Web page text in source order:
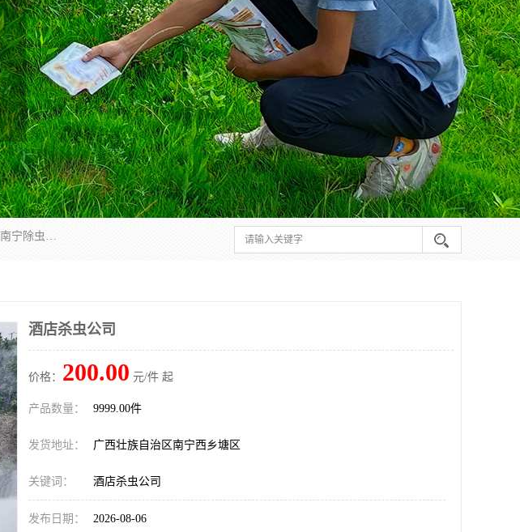
广西亿之豪有害生物防治服务有限公司是一家南宁灭鼠公司、灭蟑螂公司，南宁杀虫公司，南宁除虫公司，南宁灭跳蚤公司，南宁灭白蚁公司，南宁除四害公司,广西亿之豪有害生物防治服务有限公司专业灭蟑螂,除臭虫,其他害虫,服务上门,安全环保,售后保障,一次消杀，竭诚为您服务.
酒店杀虫公司
价格： 200.00 元/件 起
产品数量： 9999.00件
发货地址： 广西壮族自治区南宁西乡塘区
关键词： 酒店杀虫公司
发布日期： 2026-08-06